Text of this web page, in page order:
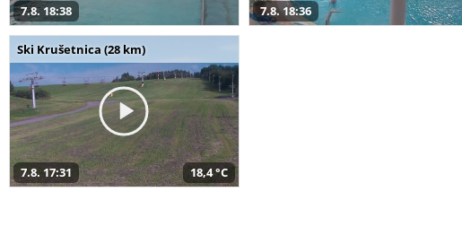
7.8. 18:38 7.8. 18:36
Ski Krušetnica (28 km)
7.8. 17:31 18,4 °C